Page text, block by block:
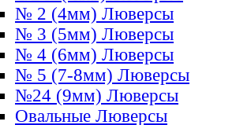
№ 2 (4мм) Люверсы
№ 3 (5мм) Люверсы
№ 4 (6мм) Люверсы
№ 5 (7-8мм) Люверсы
№24 (9мм) Люверсы
Овальные Люверсы